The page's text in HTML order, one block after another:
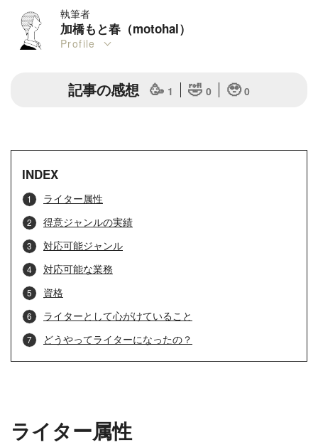
執筆者
加橋もと春（motohal）
Profile
記事の感想 🥳 1 🤣 0 🥹 0
INDEX
ライター属性
得意ジャンルの実績
対応可能ジャンル
対応可能な業務
資格
ライターとして心がけていること
どうやってライターになったの？
ライター属性